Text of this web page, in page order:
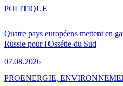
Quatre pays européens mettent en
Russie pour l'Ossétie du Sud
07.08.2026
POLITIQUE
PROENERGIE,